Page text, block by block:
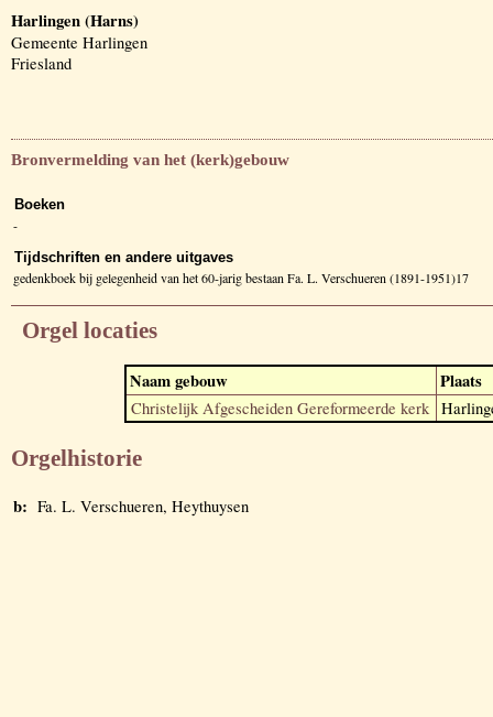
Harlingen (Harns)
Gemeente Harlingen
Friesland
Bronvermelding van het (kerk)gebouw
Boeken
-
Tijdschriften en andere uitgaves
gedenkboek bij gelegenheid van het 60-jarig bestaan Fa. L. Verschueren (1891-1951)17
Orgel locaties
Naam gebouw Plaats
Christelijk Afgescheiden Gereformeerde kerk
Orgelhistorie
b: Fa. L. Verschueren, Heythuysen